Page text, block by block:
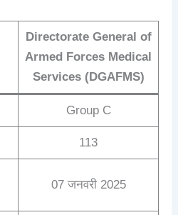
Directorate General of
Armed Forces Medical
Services (DGAFMS)
Group C
113
07 जनवरी 2025